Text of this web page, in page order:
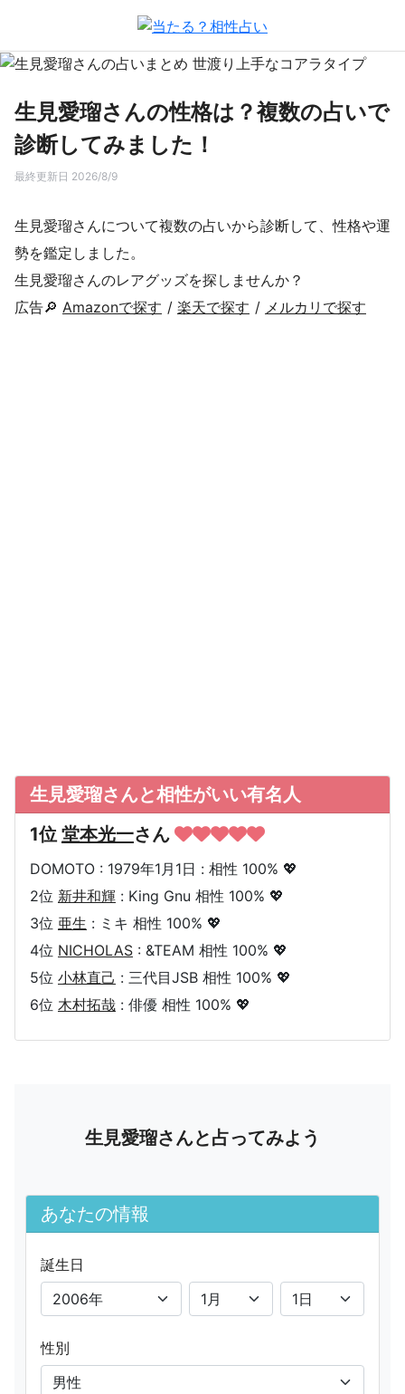
生見愛瑠さんの性格は？複数の占いで
診断してみました！
最終更新日 2026/8/9
生見愛瑠さんについて複数の占いから診断して、性格や運
勢を鑑定しました。
生見愛瑠さんのレアグッズを探しませんか？
広告🔎 Amazonで探す / 楽天で探す / メルカリで探す
生見愛瑠さんと相性がいい有名人
1位 堂本光一さん
DOMOTO : 1979年1月1日 : 相性 100% 💖
2位 新井和輝 : King Gnu 相性 100% 💖
3位 亜生 : ミキ 相性 100% 💖
4位 NICHOLAS : &TEAM 相性 100% 💖
5位 小林直己 : 三代目JSB 相性 100% 💖
6位 木村拓哉 : 俳優 相性 100% 💖
生見愛瑠さんと占ってみよう
あなたの情報
誕生日
性別